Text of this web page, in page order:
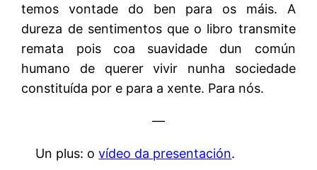
temos vontade do ben para os máis. A
dureza de sentimentos que o libro transmite
remata pois coa suavidade dun común
humano de querer vivir nunha sociedade
constituída por e para a xente. Para nós.
—
Un plus: ovídeo da presentación.